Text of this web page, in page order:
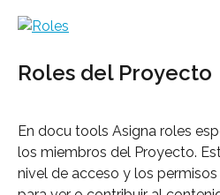
Roles del Proyecto
En docu tools Asigna roles
los miembros del Proyecto.
nivel de acceso y los